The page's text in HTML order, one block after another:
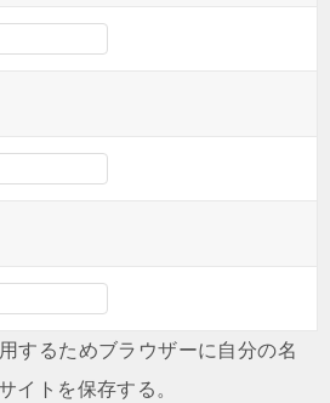
するためブラウザーに自分の名
イトを保存する。